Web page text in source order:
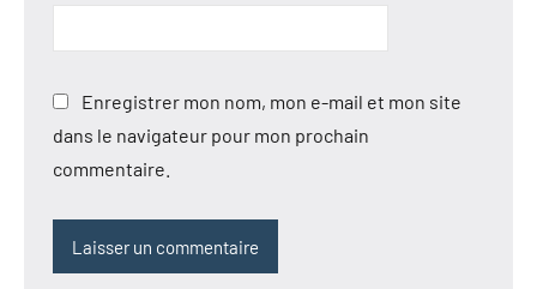
Enregistrer mon nom, mon e-mail et mon site
dans le navigateur pour mon prochain
commentaire.